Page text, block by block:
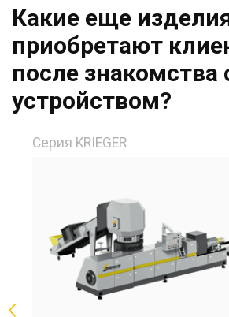
Какие еще
приобретают
после
устройством?
Серия KRIEGER